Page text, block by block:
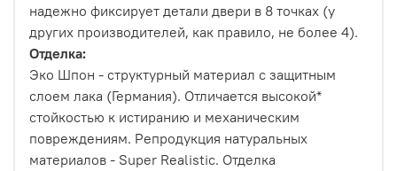
надежно фиксирует детали двери в 8 точках (у
других производителей, как правило, не более 4).
Отделка:
Эко Шпон - структурный материал с защитным
слоем лака (Германия). Отличается высокой*
стойкостью к истиранию и механическим
повреждениям. Репродукция натуральных
материалов - Super Realistic. Отделка